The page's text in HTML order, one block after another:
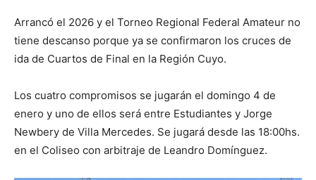
Arrancó el 2026 y el Torneo Regional Federal Amateur no
tiene descanso porque ya se confirmaron los cruces de
ida de Cuartos de Final en la Región Cuyo.
Los cuatro compromisos se jugarán el domingo 4 de
enero y uno de ellos será entre Estudiantes y Jorge
Newbery de Villa Mercedes. Se jugará desde las 18:00hs.
en el Coliseo con arbitraje de Leandro Domínguez.